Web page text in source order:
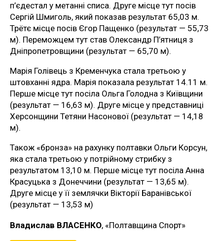
п’єдестал у метанні списа. Друге місце тут посів
Сергій Шмиголь, який показав результат 65,03 м.
Трётє місце посів Єгор Пащенко (результат — 55,73
м). Переможцем тут став Олександр П’ятниця з
Дніпропетровщини (результат — 65,70 м).
Марія Голівець з Кременчука стала третьою у
штовханні ядра. Марія показала результат 14.11 м.
Перше місце тут посіла Ольга Голодна з Київщини
(результат — 16,63 м). Друге місце у представниці
Херсонщини Тетяни Насонової (результат — 14,18
м).
Також «бронза» на рахунку полтавки Ольги Корсун,
яка стала третьою у потрійному стрибку з
результатом 13,10 м. Перше місце тут посіла Анна
Красуцька з Донеччини (результат — 13,65 м).
Друге місце у її землячки Вікторії Баранівської
(результат — 13,53 м)
Владислав ВЛАСЕНКО, «Полтавщина Спорт»